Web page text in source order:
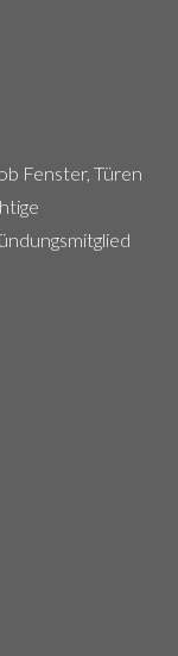
Fenster, Türen